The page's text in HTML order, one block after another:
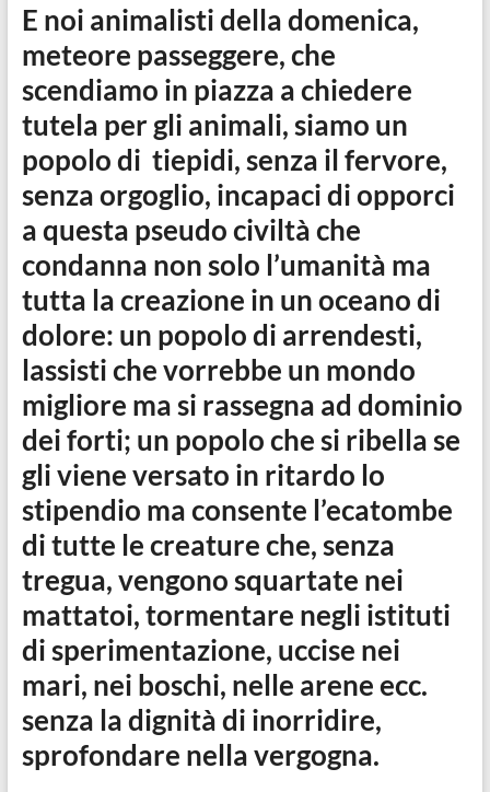
E noi animalisti della domenica,
meteore passeggere, che
scendiamo in piazza a chiedere
tutela per gli animali, siamo un
popolo di tiepidi, senza il fervore,
senza orgoglio, incapaci di opporci
a questa pseudo civiltà che
condanna non solo l’umanità ma
tutta la creazione in un oceano di
dolore: un popolo di arrendesti,
lassisti che vorrebbe un mondo
migliore ma si rassegna ad dominio
dei forti; un popolo che si ribella se
gli viene versato in ritardo lo
stipendio ma consente l’ecatombe
di tutte le creature che, senza
tregua, vengono squartate nei
mattatoi, tormentare negli istituti
di sperimentazione, uccise nei
mari, nei boschi, nelle arene ecc.
senza la dignità di inorridire,
sprofondare nella vergogna.